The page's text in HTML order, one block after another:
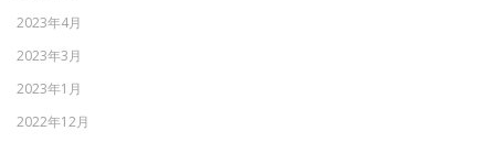
2023年4月
2023年3月
2023年1月
2022年12月